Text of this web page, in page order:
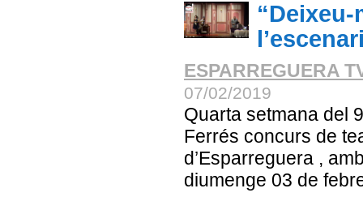
ESPARREGUERA
07/02/2019
Quarta setmana del
Ferrés concurs de
d’Esparreguera ,
diumenge 03 de